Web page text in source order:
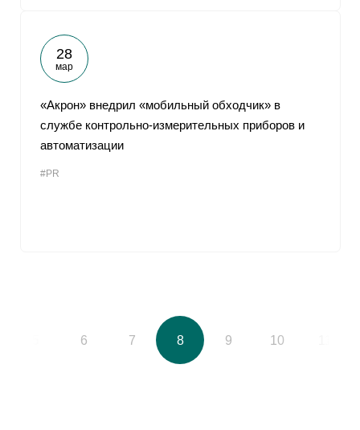
28
мар
«Акрон» внедрил «мобильный обходчик» в
службе контрольно-измерительных приборов и
автоматизации
#PR
6 7 8 9 10